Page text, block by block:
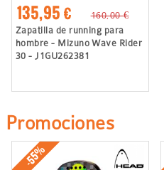
135,95 €
160,00 €
Zapatilla de running para
hombre - Mizuno Wave Rider
30 - J1GU262381
Promociones
-55%